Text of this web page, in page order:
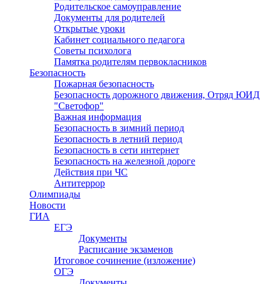
Родительское самоуправление
Документы для родителей
Открытые уроки
Кабинет социального педагога
Советы психолога
Памятка родителям первокласников
Безопасность
Пожарная безопасность
Безопасность дорожного движения, Отряд ЮИД
"Светофор"
Важная информация
Безопасность в зимний период
Безопасность в летний период
Безопасность в сети интернет
Безопасность на железной дороге
Действия при ЧС
Антитеррор
Олимпиады
Новости
ГИА
ЕГЭ
Документы
Расписание экзаменов
Итоговое сочинение (изложение)
ОГЭ